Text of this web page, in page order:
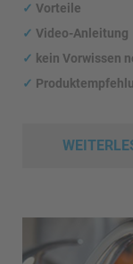
✓ Vorteile
✓ Video-Anleitung
✓ kein Vorwissen
✓